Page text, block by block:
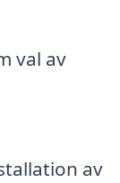
val av
av